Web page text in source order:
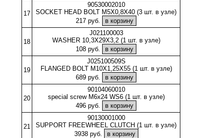
17
90530002010
SOCKET HEAD BOLT M5X0,8X40 (3 шт. в узле)
217 руб.
18
J021100003
WASHER 10,3X29X3,2 (1 шт. в узле)
108 руб.
19
J025100509S
FLANGED BOLT M10X1,25X55 (1 шт. в узле)
689 руб.
20
90104060010
special screw M6x24 WS6 (1 шт. в узле)
496 руб.
21
90130001000
SUPPORT FREEWHEEL CLUTCH (1 шт. в узле)
3938 руб.